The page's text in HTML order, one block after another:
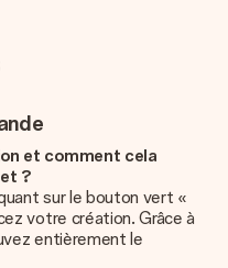
et comment cela
?
sur le bouton vert «
votre création. Grâce à
entièrement le